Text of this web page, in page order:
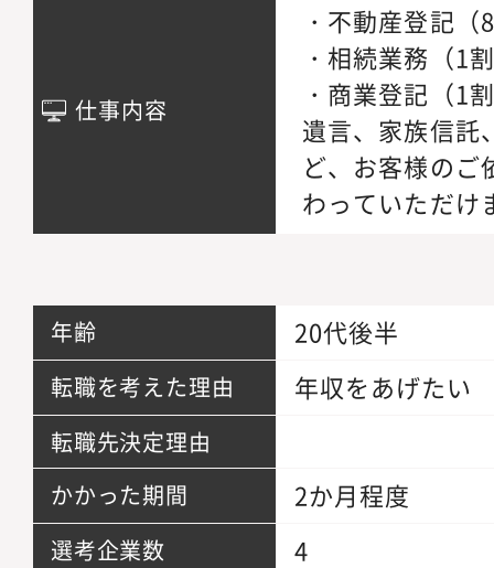
仕事内容
・不動産登記（
・相続業務（1
・商業登記（1
遺言、家族信託
ど、お客様のご
わっていただけ
年齢 20代後半
転職を考えた理由 年収をあげたい
転職先決定理由
かかった期間
2か月程度
選考企業数 4